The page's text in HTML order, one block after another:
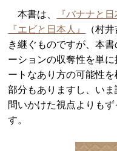
本書は、 『バナナと日
『エビと日本人』
（村
き継ぐものですが、本
ーションの収奪性を単
ートなあり方の可能性
部分もありますし、い
問いかけた視点よりも
す。